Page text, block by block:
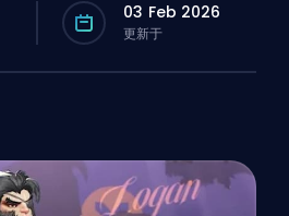
03 Feb 2026
更新于